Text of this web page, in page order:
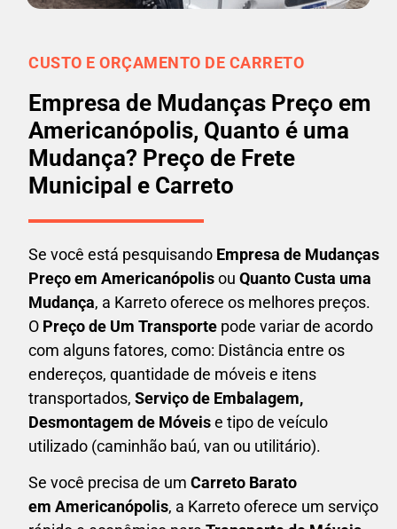
CUSTO E ORÇAMENTO DE CARRETO
Empresa de Mudanças Preço em
Americanópolis, Quanto é uma
Mudança? Preço de Frete
Municipal e Carreto
Se você está pesquisando Empresa de Mudanças
Preço em Americanópolisou Quanto Custa uma
Mudança, a Karreto oferece os melhores preços.
O Preço de Um Transporte pode variar de acordo
com alguns fatores, como: Distância entre os
endereços, quantidade de móveis e itens
transportados, Serviço de Embalagem,
Desmontagem de Móveise tipo de veículo
utilizado (caminhão baú, van ou utilitário).
Se você precisa de um Carreto Barato
em Americanópolis, a Karreto oferece um serviço